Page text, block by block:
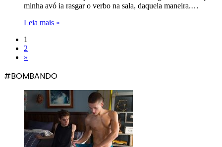
minha avó ia rasgar o verbo na sala, daquela maneira.…
Leia mais »
1
2
»
#BOMBANDO